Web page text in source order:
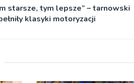
starsze, tym lepsze” – tarnowski
klasyki motoryzacji